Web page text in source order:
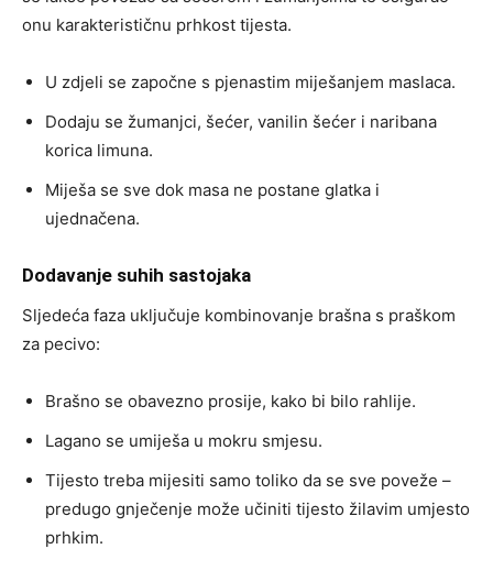
onu karakterističnu prhkost tijesta.
U zdjeli se započne s pjenastim miješanjem maslaca.
Dodaju se žumanjci, šećer, vanilin šećer i naribana
korica limuna.
Miješa se sve dok masa ne postane glatka i
ujednačena.
Dodavanje suhih sastojaka
Sljedeća faza uključuje kombinovanje brašna s praškom
za pecivo:
Brašno se obavezno prosije, kako bi bilo rahlije.
Lagano se umiješa u mokru smjesu.
Tijesto treba mijesiti samo toliko da se sve poveže –
predugo gnječenje može učiniti tijesto žilavim umjesto
prhkim.